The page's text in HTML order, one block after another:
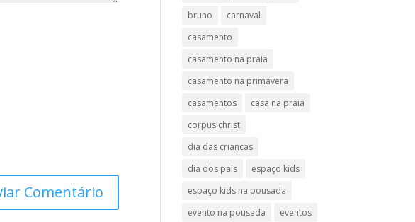
bruno
carnaval
casamento
casamento na praia
casamento na primavera
casamentos
casa na praia
corpus christ
dia das criancas
dia dos pais
espaço kids
espaço kids na pousada
evento na pousada
eventos